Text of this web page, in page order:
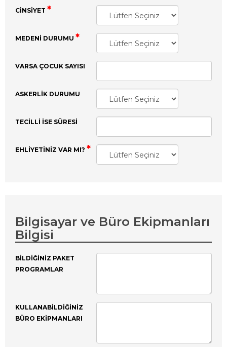
CINSIYET
MEDENI DURUMU
VARSA ÇOCUK SAYISI
ASKERLIK DURUMU
TECILLI ISE SÜRESI
EHLIYETINIZ VAR MI?
Bilgisayar ve Büro Ekipmanları
Bilgisi
BILDIĞINIZ PAKET
PROGRAMLAR
KULLANABILDIĞINIZ
BÜRO EKIPMANLARI